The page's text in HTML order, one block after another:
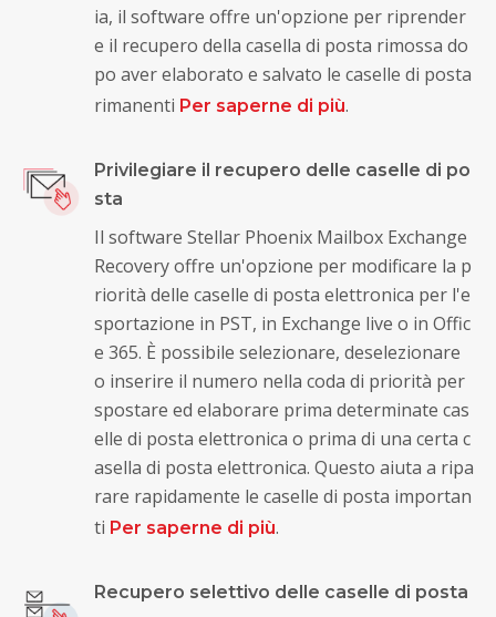
ia, il software offre un'opzione per riprender
e il recupero della casella di posta rimossa do
po aver elaborato e salvato le caselle di posta
rimanenti Per saperne di più.
Privilegiare il recupero delle caselle di po
sta
Il software Stellar Phoenix Mailbox Exchange
Recovery offre un'opzione per modificare la p
riorità delle caselle di posta elettronica per l'e
sportazione in PST, in Exchange live o in Offic
e 365. È possibile selezionare, deselezionare
o inserire il numero nella coda di priorità per
spostare ed elaborare prima determinate cas
elle di posta elettronica o prima di una certa c
asella di posta elettronica. Questo aiuta a ripa
rare rapidamente le caselle di posta importan
ti Per saperne di più.
Recupero selettivo delle caselle di posta